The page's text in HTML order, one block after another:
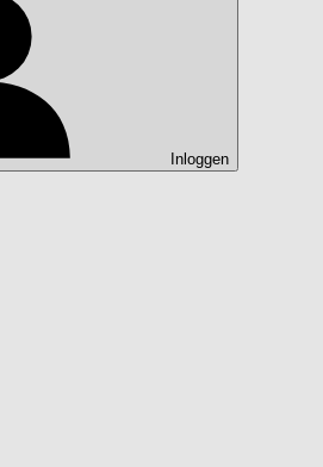
Inloggen